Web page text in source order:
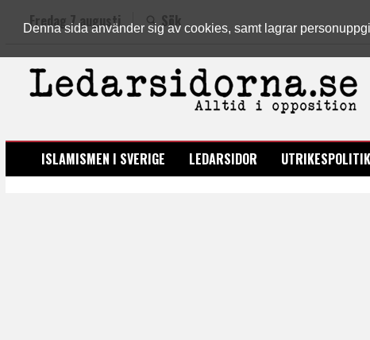
Denna sida använder sig av cookies, samt lagrar
Fredag 7 augusti Sök
LEDARSIDORNA.SE
ISLAMISMEN I SVERIGE LEDARSIDOR UTRIKESPOLITIK